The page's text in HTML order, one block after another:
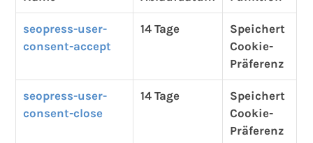
seopress-user-
consent-accept
14 Tage
Speichert
Cookie-
Präferenz
seopress-user-
consent-close
14 Tage
Speichert
Cookie-
Präferenz